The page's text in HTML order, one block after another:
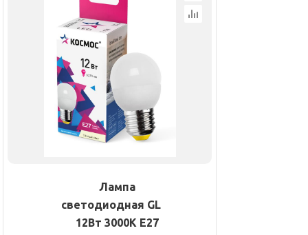
Лампа
светодиодная GL45
12Вт 3000К E27